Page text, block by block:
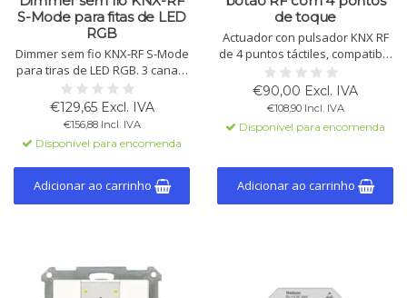
S-Mode para fitas de LED
RGB
Dimmer sem fio KNX-RF S-Mode
para tiras de LED RGB. 3 canais
para tiras de LED RGB ou
monocromáticas com controle
PWM. Configurável via ETS5,
com entradas analógicas e
digitais.
€129,65 Excl. IVA
€156,88 Incl. IVA
Disponível para encomenda
Adicionar ao carrinho
de toque
Actuador con pulsador KNX RF
de 4 puntos táctiles, compatible
con marcos de 55 mm. Ideal
para renovación de
instalaciones convencionales.
KNX Data Secure.
€90,00 Excl. IVA
€108,90 Incl. IVA
Disponível para encomenda
Adicionar ao carrinho